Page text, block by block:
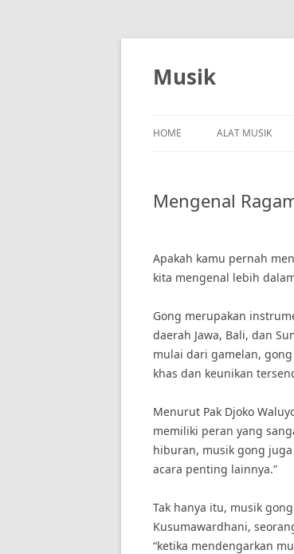
Skip
Musik
HOME ALAT MUSIK
Mengenal
Apakah kamu pernah
kita mengenal lebih
Gong merupakan
daerah Jawa, Bali, dan
mulai dari gamelan,
khas dan keunikan
Menurut Pak Djoko
memiliki peran yang
hiburan, musik gong
acara penting lainnya.”
Tak hanya itu, musik
Kusumawardhani,
“ketika mendengarkan